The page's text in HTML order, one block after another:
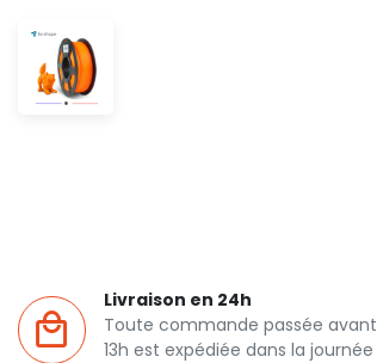
Livraison en 24h
Toute commande passée avant
13h est expédiée dans la journée